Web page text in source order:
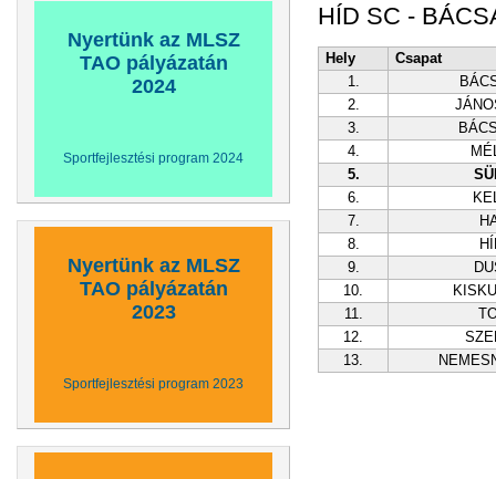
Nyertünk az MLSZ
TAO pályázatán
2024
Sportfejlesztési program 2024
Nyertünk az MLSZ
TAO pályázatán
2023
Sportfejlesztési program 2023
HÍD SC -
Hely
Csapat
1.
2.
3.
4.
5.
6.
7.
8.
9.
10.
11.
12.
13.